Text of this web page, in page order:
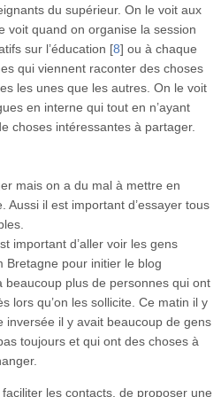
du supérieur. On le voit aux
voit quand on organise la session
sur l’éducation [8] ou à chaque
qui viennent raconter des choses
les unes que les autres. On le voit
en interne qui tout en n’ayant
choses intéressantes à partager.
mais on a du mal à mettre en
Aussi il est important d’essayer tous
important d’aller voir les gens
Bretagne pour initier le blog
beaucoup plus de personnes qui ont
lors qu’on les sollicite. Ce matin il y
inversée il y avait beaucoup de gens
toujours et qui ont des choses à
faciliter les contacts, de proposer une